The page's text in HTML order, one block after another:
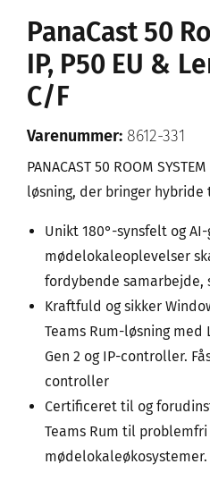
PanaCast 50
IP, P50 EU &
C/F
Varenummer: 8612-331
PANACAST 50 ROOM
løsning, der bringer hybride
Unikt 180°-synsfelt og
mødelokaleoplevelser
fordybende samarbejde,
Kraftfuld og sikker
Teams Rum-løsning med
Gen 2 og IP-controller.
controller
Certificeret til og
Teams Rum til
mødelokaleøkosystemer.